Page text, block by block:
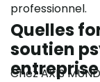
professionnel.
Quelles
soutien
entreprise
Chez AXIS